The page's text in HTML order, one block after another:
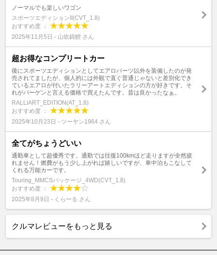
ノーマルでも楽しいワゴン
スポーツエディションII(CVT_1.8)
おすすめ度 ：
2025年11月5日 - 山吹錦鯉 さん
超お得なコンプリートカー
後にスポーツエディションとしてエアロパーツ以外を装備したのが発
売されてましたが、個人的には外観で直ぐ普通じゃないと差別化でき
ているエアロが付いたラリーアートエディションの方が好きです。そ
れがバーゲンと言える価格で買えたんです。昔は良かったなぁ。
RALLIART_EDITION(AT_1.8)
おすすめ度 ：
2025年10月23日 - ツーヤン1964 さん
全てがちょうどいい
通勤車として超優秀です。通勤では往復100kmほど走りますが全然疲
れません！燃費がもう少し上がれば嬉しいですが、車中泊もこなして
くれる万能カーです。
Touring_MMCSパッケージ_4WD(CVT_1.8)
おすすめ度 ：
2025年8月9日 - くらーる さん
クルマレビューをもっと見る